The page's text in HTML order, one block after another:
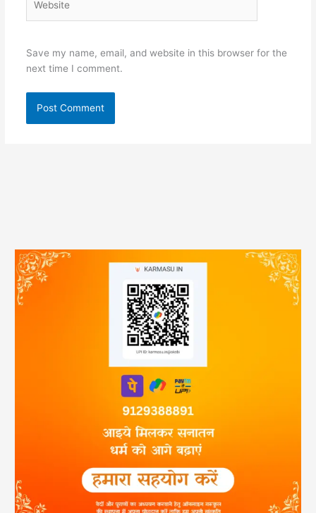
Save my name, email, and website in this browser for the
next time I comment.